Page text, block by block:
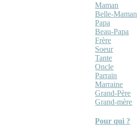
Maman
Belle-Maman
Papa
Beau-Papa
Frère
Soeur
Tante
Oncle
Parrain
Marraine
Grand-Père
Grand-mère
Pour qui ?